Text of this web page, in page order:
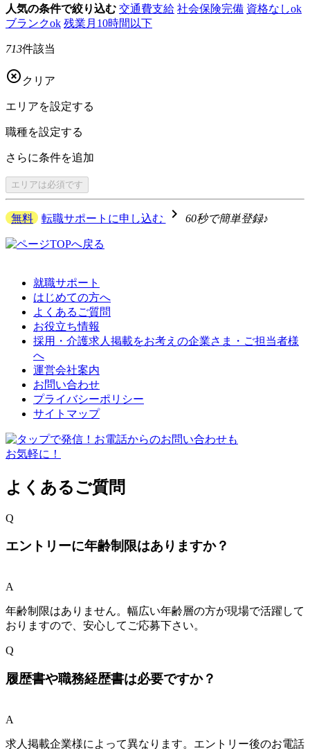
人気の条件で絞り込む 交通費支給 社会保険完備 資格なしok
ブランクok 残業月10時間以下
713件該当
 クリア
エリアを設定する
職種を設定する
さらに条件を追加
エリアは必須です
無料 転職サポートに申し込む navigate_next 60秒で簡単登録♪
就職サポート
はじめての方へ
よくあるご質問
お役立ち情報
採用・介護求人掲載をお考えの企業さま・ご担当者様
へ
運営会社案内
お問い合わせ
プライバシーポリシー
サイトマップ
よくあるご質問
Q
エントリーに年齢制限はありますか？
A
年齢制限はありません。幅広い年齢層の方が現場で活躍して
おりますので、安心してご応募下さい。
Q
履歴書や職務経歴書は必要ですか？
A
求人掲載企業様によって異なります。エントリー後のお電話